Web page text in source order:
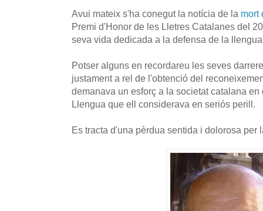
Avui mateix s'ha conegut la notícia de la mort
Premi d'Honor de les Lletres Catalanes del
seva vida dedicada a la defensa de la
Potser alguns en recordareu les seves
justament a rel de l'obtenció del
demanava un esforç a la societat catalana
Llengua que ell considerava en seriós perill.
Es tracta d'una pèrdua sentida i dolorosa per